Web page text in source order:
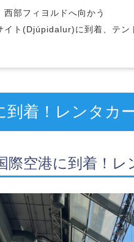
西部フィヨルドへ向かう
イト(Djúpidalur)に到着、テン
到着！レンタカ
際空港に到着！レ